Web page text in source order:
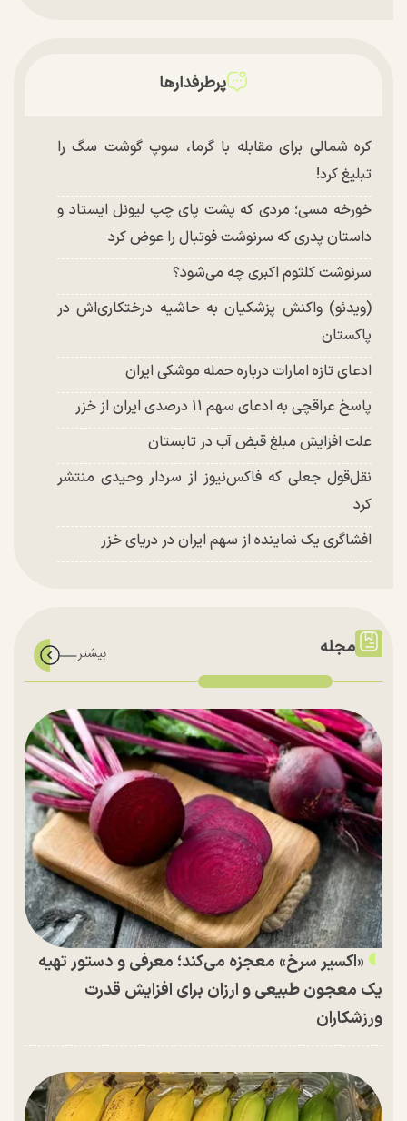
پرطرفدارها
کره شمالی برای مقابله با گرما، سوپ گوشت سگ را
تبلیغ کرد!
خورخه مسی؛ مردی که پشت پای چپ لیونل ایستاد و
داستان پدری که سرنوشت فوتبال را عوض کرد
سرنوشت کلثوم اکبری چه می‌شود؟
(ویدئو) واکنش پزشکیان به حاشیه درختکاری‌اش در
پاکستان
ادعای تازه امارات درباره حمله موشکی ایران
پاسخ عراقچی به ادعای سهم ۱۱ درصدی ایران از خزر
علت افزایش مبلغ قبض آب در تابستان
نقل‌قول جعلی که فاکس‌نیوز از سردار وحیدی منتشر
کرد
افشاگری یک نماینده از سهم ایران در دریای خزر
مجله
«اکسیر سرخ» معجزه می‌کند؛ معرفی و دستور تهیه
یک معجون طبیعی و ارزان برای افزایش قدرت
ورزشکاران